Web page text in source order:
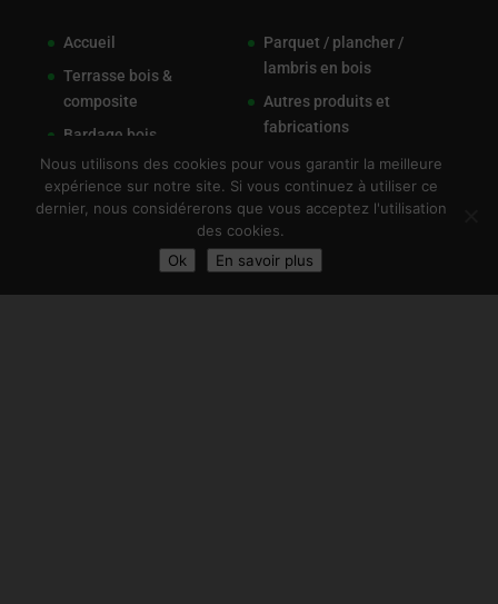
Accueil
Terrasse bois &
composite
Bardage bois
Charpente et ossature
bois
Cloture & palissade
Parquet / plancher /
lambris en bois
Autres produits et
fabrications
Contact & Plan
Mentions légales
Nous utilisons des cookies pour vous garantir la meilleure
expérience sur notre site. Si vous continuez à utiliser ce
dernier, nous considérerons que vous acceptez l'utilisation
des cookies.
Ok
En savoir plus